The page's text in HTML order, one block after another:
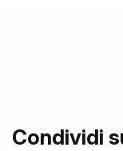
Condividi